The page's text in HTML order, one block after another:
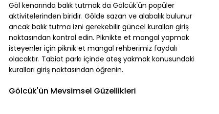
Göl kenarında balık tutmak da Gölcük'ün popüler
aktivitelerinden biridir. Gölde sazan ve alabalık bulunur
ancak balık tutma izni gerekebilir güncel kuralları giriş
noktasından kontrol edin. Piknikte et mangal yapmak
isteyenler için piknik et mangal rehberimiz faydalı
olacaktır. Tabiat parkı içinde ateş yakmak konusundaki
kuralları giriş noktasından öğrenin.
Gölcük'ün Mevsimsel Güzellikleri